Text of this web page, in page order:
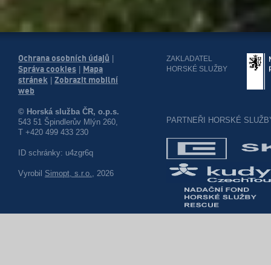
Ochrana osobních údajů
Správa cookies
Mapa
stránek
Zobrazit mobilní
web
© Horská služba ČR, o.p.s.
543 51 Špindlerův Mlýn 260,
T +420 499 433 230
ID schránky: u4zgr6q
Vyrobil Simopt, s.r.o., 2026
ZAKLADATEL
HORSKÉ SLUŽBY
PARTNEŘI HORSKÉ